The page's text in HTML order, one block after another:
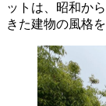
ットは、昭和か
きた建物の風格